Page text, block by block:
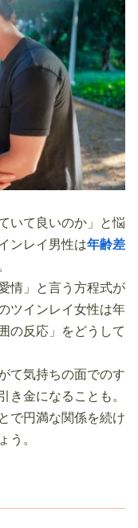
いて良いのか」と悩
ンレイ男性は年齢差
。
情」と言う方程式が
ツインレイ女性は年
の反応」をどうして
て気持ちの面でのす
き金になることも。
で円満な関係を続け
う。